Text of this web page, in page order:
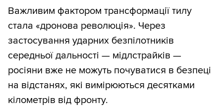
Важливим фактором трансформації тилу
стала «дронова революція». Через
застосування ударних безпілотників
середньої дальності — мідлстрайків —
росіяни вже не можуть почуватися в безпеці
на відстанях, які вимірюються десятками
кілометрів від фронту.